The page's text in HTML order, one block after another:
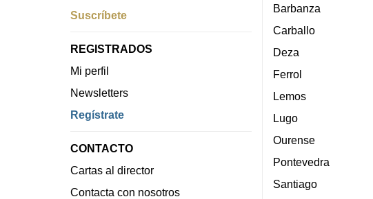
Suscríbete
REGISTRADOS
Mi perfil
Newsletters
Regístrate
CONTACTO
Cartas al director
Contacta con nosotros
Barbanza
Carballo
Deza
Ferrol
Lemos
Lugo
Ourense
Pontevedra
Santiago